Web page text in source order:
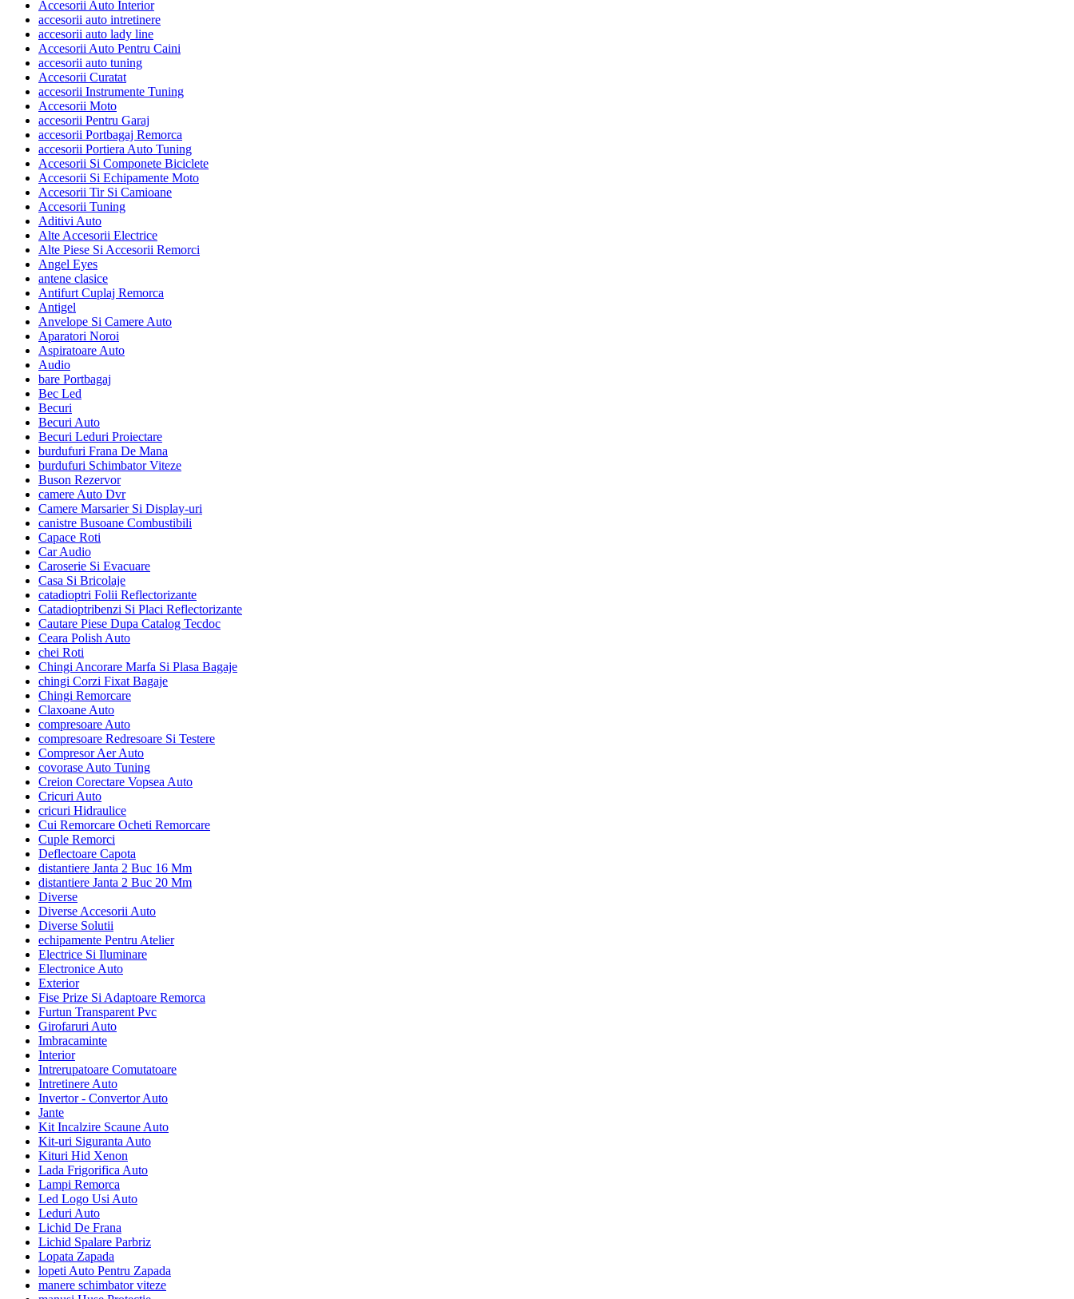
Accesorii Auto Interior
accesorii auto intretinere
accesorii auto lady line
Accesorii Auto Pentru Caini
accesorii auto tuning
Accesorii Curatat
accesorii Instrumente Tuning
Accesorii Moto
accesorii Pentru Garaj
accesorii Portbagaj Remorca
accesorii Portiera Auto Tuning
Accesorii Si Componete Biciclete
Accesorii Si Echipamente Moto
Accesorii Tir Si Camioane
Accesorii Tuning
Aditivi Auto
Alte Accesorii Electrice
Alte Piese Si Accesorii Remorci
Angel Eyes
antene clasice
Antifurt Cuplaj Remorca
Antigel
Anvelope Si Camere Auto
Aparatori Noroi
Aspiratoare Auto
Audio
bare Portbagaj
Bec Led
Becuri
Becuri Auto
Becuri Leduri Proiectare
burdufuri Frana De Mana
burdufuri Schimbator Viteze
Buson Rezervor
camere Auto Dvr
Camere Marsarier Si Display-uri
canistre Busoane Combustibili
Capace Roti
Car Audio
Caroserie Si Evacuare
Casa Si Bricolaje
catadioptri Folii Reflectorizante
Catadioptribenzi Si Placi Reflectorizante
Cautare Piese Dupa Catalog Tecdoc
Ceara Polish Auto
chei Roti
Chingi Ancorare Marfa Si Plasa Bagaje
chingi Corzi Fixat Bagaje
Chingi Remorcare
Claxoane Auto
compresoare Auto
compresoare Redresoare Si Testere
Compresor Aer Auto
covorase Auto Tuning
Creion Corectare Vopsea Auto
Cricuri Auto
cricuri Hidraulice
Cui Remorcare Ocheti Remorcare
Cuple Remorci
Deflectoare Capota
distantiere Janta 2 Buc 16 Mm
distantiere Janta 2 Buc 20 Mm
Diverse
Diverse Accesorii Auto
Diverse Solutii
echipamente Pentru Atelier
Electrice Si Iluminare
Electronice Auto
Exterior
Fise Prize Si Adaptoare Remorca
Furtun Transparent Pvc
Girofaruri Auto
Imbracaminte
Interior
Intrerupatoare Comutatoare
Intretinere Auto
Invertor - Convertor Auto
Jante
Kit Incalzire Scaune Auto
Kit-uri Siguranta Auto
Kituri Hid Xenon
Lada Frigorifica Auto
Lampi Remorca
Led Logo Usi Auto
Leduri Auto
Lichid De Frana
Lichid Spalare Parbriz
Lopata Zapada
lopeti Auto Pentru Zapada
manere schimbator viteze